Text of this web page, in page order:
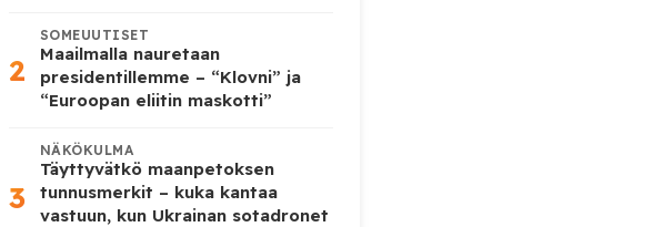
2
SOMEUUTISET
Maailmalla nauretaan
presidentillemme – “Klovni” ja
“Euroopan eliitin maskotti”
3
NÄKÖKULMA
Täyttyvätkö maanpetoksen
tunnusmerkit – kuka kantaa
vastuun, kun Ukrainan sotadronet